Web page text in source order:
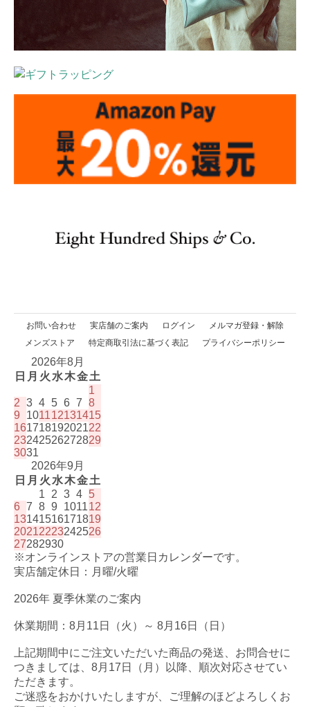
お問い合わせ 実店舗のご案内 ログイン
メルマガ登録・解除
メンズストア
特定商取引法に基づく表記 プライバシーポリシー
2026年8月
日 月 火 水木金土
1
2 3 4 5 6 7 8
9
101112131415
16171819202122
23242526272829
3031
2026年9月
日 月 火 水木金土
1
2 3 4 5
6 7 8 9 101112
13141516171819
20212223242526
27282930
※オンラインストアの営業日カレンダーです。
実店舗定休日：月曜/火曜
2026年 夏季休業のご案内
休業期間：8月11日（火）～ 8月16日（日）
上記期間中にご注文いただいた商品の発送、お問合せに
つきましては、8月17日（月）以降、順次対応させてい
ただきます。
ご迷惑をおかけいたしますが、ご理解のほどよろしくお